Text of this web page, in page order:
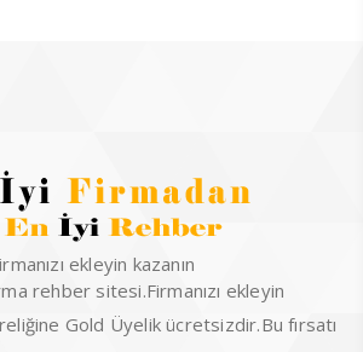
ekleyin kazanın
rehber sitesi.Firmanızı ekleyin
Gold Üyelik ücretsizdir.Bu fırsatı